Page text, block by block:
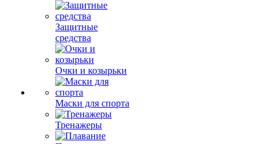
Защитные
средства
Очки и козырьки
Маски для спорта
Тренажеры